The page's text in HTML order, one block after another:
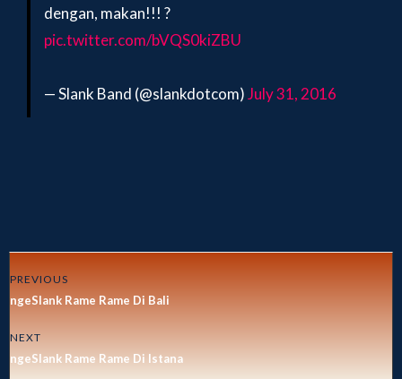
dengan, makan!!! ?
pic.twitter.com/bVQS0kiZBU
— Slank Band (@slankdotcom)July 31, 2016
PREVIOUS
ngeSlank Rame Rame Di Bali
NEXT
ngeSlank Rame Rame Di Istana